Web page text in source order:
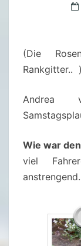
(Die
Rankgitter.. )
Wie war
viel